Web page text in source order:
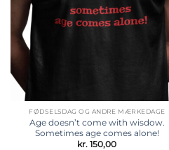
FØDSELSDAG OG ANDRE MÆRKEDAGE
Age doesn’t come with wisdow.
Sometimes age comes alone!
kr. 150,00